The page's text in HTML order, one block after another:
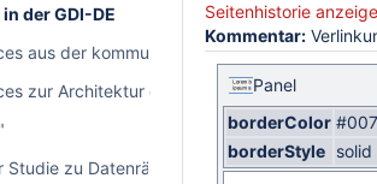
der GDI-DE
aus der kommunalen Praxis: Hinweise zur
zur Architektur der GDI-DE
Studie zu Datenräumen und
Seitenhistorie
Kommentar:
Panel
borderColor
borderStyle solid